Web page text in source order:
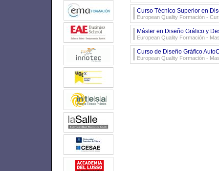
Curso Técnico Superior en
European Quality Formación -
Máster en Diseño Gráfico y
European Quality Formación -
Curso de Diseño Gráfico
European Quality Formación -